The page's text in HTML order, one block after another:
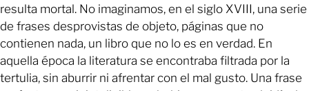
resulta mortal. No imaginamos, en el siglo XVIII, una serie
de frases desprovistas de objeto, páginas que no
contienen nada, un libro que no lo es en verdad. En
aquella época la literatura se encontraba filtrada por la
tertulia, sin aburrir ni afrentar con el mal gusto. Una frase